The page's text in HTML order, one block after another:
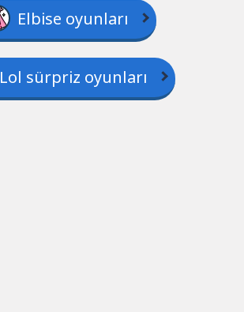
Elbise oyunları
Lol sürpriz oyunları